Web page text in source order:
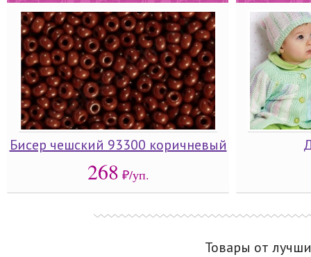
Бисер чешский 93300 коричневый
268 ₽/уп.
Товары от